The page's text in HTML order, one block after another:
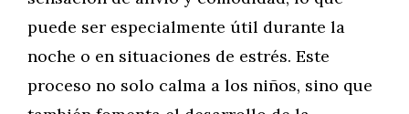
puede ser especialmente útil durante la
noche o en situaciones de estrés. Este
proceso no solo calma a los niños, sino que